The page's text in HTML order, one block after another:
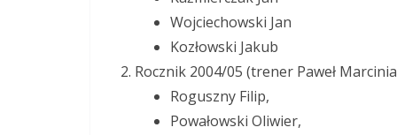
Wojciechowski Jan
Kozłowski Jakub
Rocznik 2004/05 (trener Paweł
Roguszny Filip,
Powałowski Oliwier,